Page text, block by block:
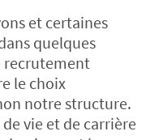
et certaines
quelques
recrutement
le choix
notre structure.
vie et de carrière